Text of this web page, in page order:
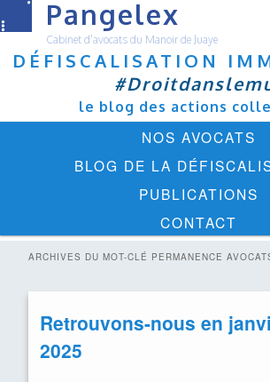
Pangelex
Cabinet d'avocats du Manoir de Juaye
DÉFISCALISATION
le blog des actions
NOS AVOCATS
BLOG DE LA
PUBLICATIONS
CONTACT
ARCHIVES DU MOT-CLÉ PERMANENCE
Retrouvons-nous en
2025